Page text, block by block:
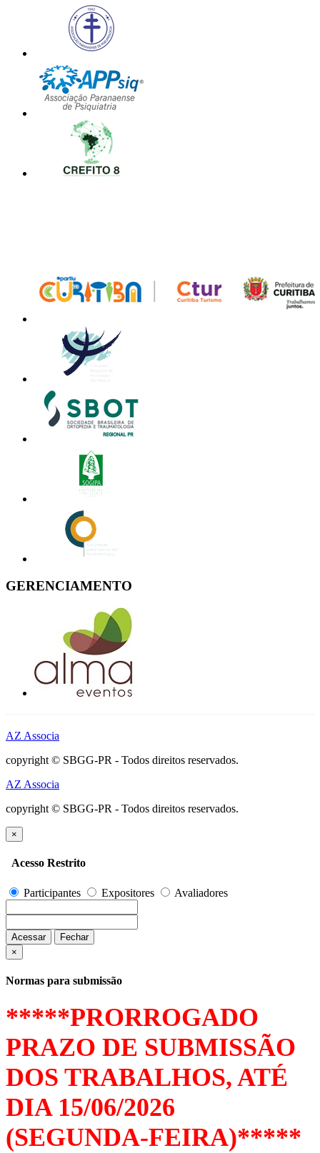
GERENCIAMENTO
AZ Associa
copyright © SBGG-PR - Todos direitos reservados.
AZ Associa
copyright © SBGG-PR - Todos direitos reservados.
×
Acesso Restrito
Participantes Expositores Avaliadores
Acessar
Fechar
×
Normas para submissão
*****PRORROGADO
PRAZO DE SUBMISSÃO
DOS TRABALHOS, ATÉ
DIA 15/06/2026
(SEGUNDA-FEIRA)*****